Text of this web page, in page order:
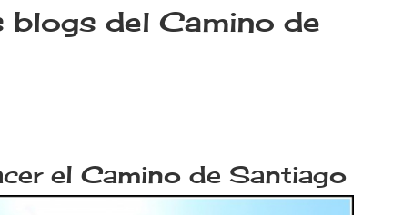
del Camino de
el Camino de Santiago